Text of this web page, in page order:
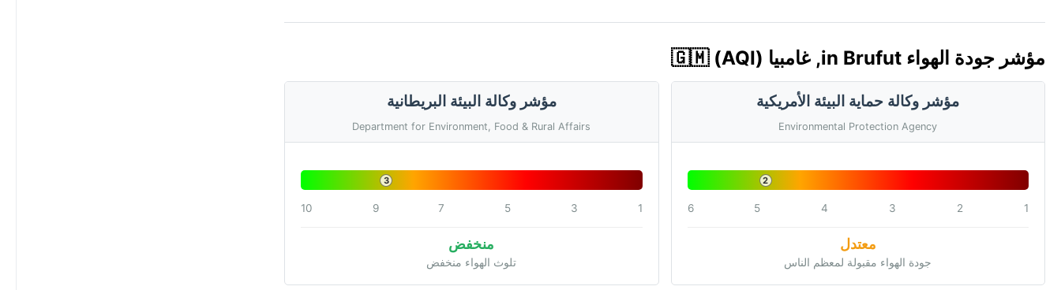
مؤشر جودة الهواء in Brufut, غامبيا 🇬🇲 (AQI)
مؤشر وكالة حماية البيئة الأمريكية
Environmental Protection Agency
2
1
2
3
4
5
6
معتدل
جودة الهواء مقبولة لمعظم الناس
مؤشر وكالة البيئة البريطانية
Department for Environment, Food & Rural Affairs
3
1
3
5
7
9
10
منخفض
تلوث الهواء منخفض